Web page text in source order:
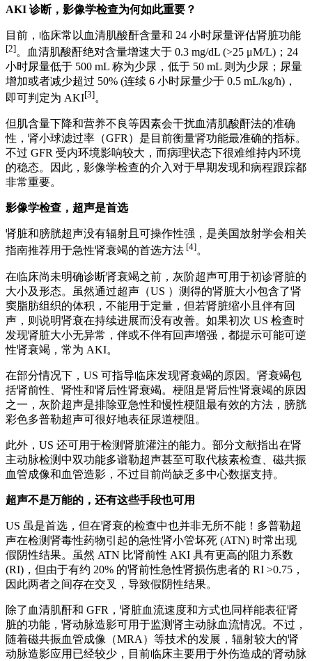
AKI 诊断，影像学检查为何如此重要？
目前，临床常以血清肌酸酐含量和 24 小时尿量评估肾脏功能
[2]。血清肌酸酐绝对含量增速大于 0.3 mg/dL (>25 μM/L)；24
小时尿量低于 500 mL 称为少尿，低于 50 mL 则为少尿；尿量
增加或者减少超过 50% (连续 6 小时尿量少于 0.5 mL/kg/h)，
即可判定为 AKI[3]。
但肌含量下降和营养不良等因素会干扰血清肌酸酐法的准确
性，肾小球滤过率（GFR）是目前衡量肾功能最准确的指标。
不过 GFR 受内环境影响较大，而病理状态下很难维持内环境
的稳态。因此，影像学检查的介入对于早期发现和病程跟踪都
非常重要。
影像学检查，超声是首选
肾脏和膀胱超声没有辐射且可操作性强，是美国放射学会相关
指南推荐用于急性肾衰竭的首选方法 [4]。
在临床尚未明确诊断肾衰竭之前，灰阶超声可用于初诊肾脏的
大小及形态。虽然通过超声（US ）测得的肾脏大小包含了肾
窦脂肪组织的体积，不能用于定量，但若肾脏缩小且伴有回
声，则说明肾衰在持续进展而没有改善。如果初次 US 检查时
发现肾脏大小无异常，伴或不伴有回声增强，都提示可能可逆
性肾衰竭，常为 AKI。
在部分情况下，US 可指导临床发现肾衰竭的原因。肾衰竭包
括肾前性、肾性和肾后性肾衰竭。梗阻是肾后性肾衰竭的原因
之一，灰阶超声是排除亚急性和慢性梗阻最有效的方法，膀胱
彩色多普勒超声可很好地表征尿道梗阻。
此外，US 还可用于检测肾脏灌注的能力。部分文献指出在肾
主动脉检测中双功能多谱勒超声甚至可取代核素检查、磁共振
血管成像和血管造影，不过目前尚缺乏多中心数据支持。
超声不是万能的，还有这些手段也可用
US 虽是首选，但在肾衰的检查中也并非无所不能！多普勒超
声在检测肾毒性药物引起的急性肾小管坏死 (ATN) 时常出现
假阴性结果。虽然 ATN 比肾前性 AKI 具有更高的阻力系数
(RI)，但由于有约 20% 的肾前性急性肾损伤患者的 RI >0.75，
因此两者之间存在交叉，导致假阴性结果。
除了血清肌酐和 GFR，肾脏血流速度和方式也同样能表征肾
脏的功能，肾动脉造影可用于监测肾主动脉血流情况。不过，
随着磁共振血管成像（MRA）等技术的发展，辐射较大的肾
动脉造影应用已经较少，目前临床主要用于外伤造成的肾动脉